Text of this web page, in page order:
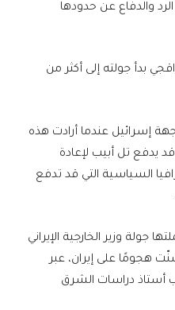
الرد والدفاع عن حدودها
بدأ جولته إلى أكثر من
إسرائيل عندما أرادت هذه
قد يدفع تل أبيب لإعادة
السياسية التي قد تدفع
جولة وزير الخارجية الإيراني
هجومًا على إيران، عبر
أستاذ دراسات الشرق